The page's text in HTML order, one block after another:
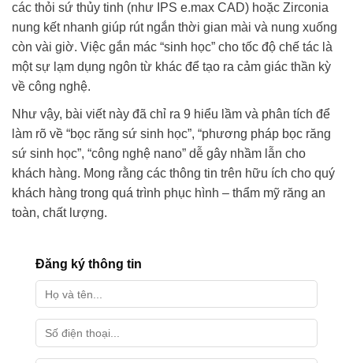
các thỏi sứ thủy tinh (như IPS e.max CAD) hoặc Zirconia
nung kết nhanh giúp rút ngắn thời gian mài và nung xuống
còn vài giờ. Việc gắn mác “sinh học” cho tốc độ chế tác là
một sự lạm dụng ngôn từ khác để tạo ra cảm giác thần kỳ
về công nghệ.
Như vậy, bài viết này đã chỉ ra 9 hiểu lầm và phân tích để
làm rõ về “bọc răng sứ sinh học”, “phương pháp bọc răng
sứ sinh học”, “công nghệ nano” dễ gây nhầm lẫn cho
khách hàng. Mong rằng các thông tin trên hữu ích cho quý
khách hàng trong quá trình phục hình – thẩm mỹ răng an
toàn, chất lượng.
Đăng ký thông tin